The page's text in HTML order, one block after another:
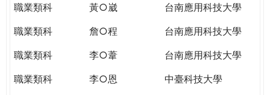
職業類科
黃○崴
台南應用科技大學
職業類科
詹○程
台南應用科技大學
職業類科
李○葦
台南應用科技大學
職業類科
李○恩
中臺科技大學